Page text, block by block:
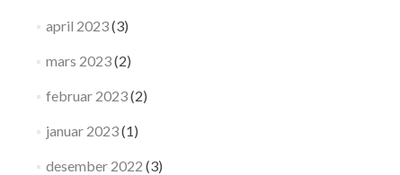
april 2023(3)
mars 2023(2)
februar 2023(2)
januar 2023(1)
desember 2022 (3)